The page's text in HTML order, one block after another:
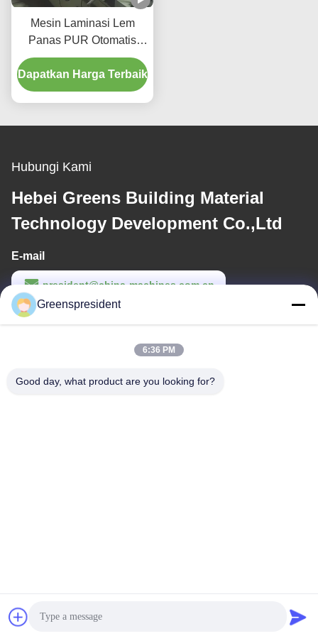
Mesin Laminasi Lem
Panas PUR Otomatis
Penuh untuk Kain
dengan Kecepatan
Produksi 5-17m/menit
Dapatkan Harga Terbaik
Hubungi Kami
Hebei Greens Building Material
Technology Development Co.,Ltd
E-mail
president@china-machines.com.cn
Waktu Kerja
Kebijakan Privasi
Greenspresident
6:36 PM
Good day, what product are you looking for?